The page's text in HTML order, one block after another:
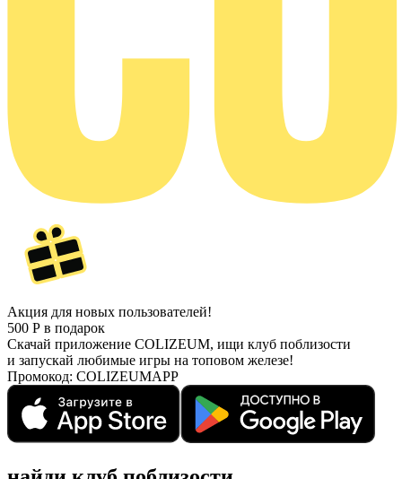
Акция для новых пользователей!
500 Р в подарок
Скачай приложение COLIZEUM, ищи клуб поблизости
и запускай любимые игры на топовом железе!
Промокод: COLIZEUMAPP